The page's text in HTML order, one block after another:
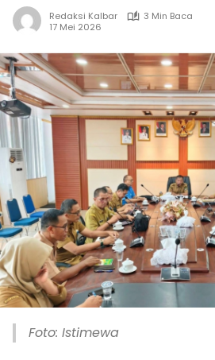
Redaksi Kalbar
3 Min Baca
17 Mei 2026
Foto: Istimewa